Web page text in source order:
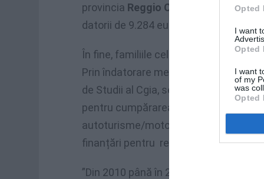
Opted
I want
Opted
I want
of my
was
Opted
provincia Reggio Calabria , cu datorii
datorii de 9.284 euro, și cele din
În fine, familiile cele mai puțin
Prin îndatorare medie a familiilor
de Studii al Cgia, se înțelege acea
pentru cumpărarea unei locuințe,
autoturisme/motociclete și în general
finanțări pentru renovarea bunurilor
”Din 2010 până în 2016, variația